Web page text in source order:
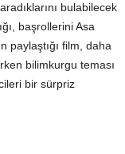
bulabilecek
başrollerini Asa
paylaştığı film, daha
bilimkurgu teması
bir sürpriz